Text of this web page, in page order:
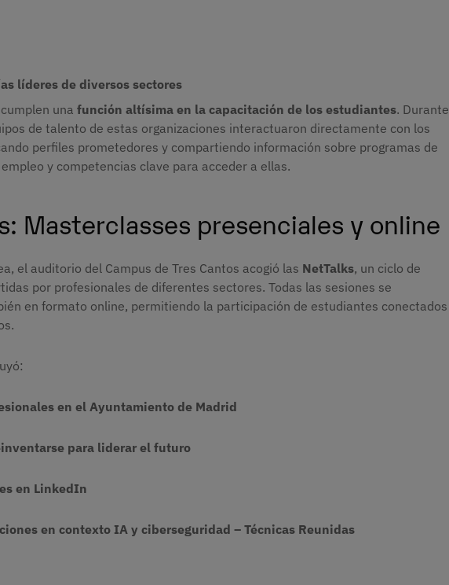
líderes de diversos sectores
una función altísima en la capacitación de los estudiantes. Durante
de talento de estas organizaciones interactuaron directamente con los
perfiles prometedores y compartiendo información sobre programas de
y competencias clave para acceder a ellas.
Masterclasses presenciales y online
el auditorio del Campus de Tres Cantos acogió las NetTalks, un ciclo de
por profesionales de diferentes sectores. Todas las sesiones se
en formato online, permitiendo la participación de estudiantes conectados
en el Ayuntamiento de Madrid
para liderar el futuro
en LinkedIn
en contexto IA y ciberseguridad – Técnicas Reunidas